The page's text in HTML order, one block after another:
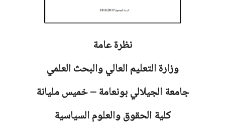
نظرة عامة
وزارة التعليم العالي والبحث العلمي
جامعةالجيلالي بونعامة – خميس مليانة
كلية الحقوق والعلوم السياسية